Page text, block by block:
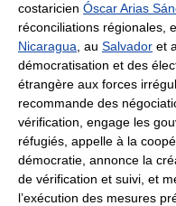
costaricien Óscar Arias
réconciliations régionales,
Nicaragua, au Salvador et
démocratisation et des
étrangère aux forces
recommande des
vérification, engage les
réfugiés, appelle à la
démocratie, annonce la
de vérification et suivi, et
l’exécution des mesures